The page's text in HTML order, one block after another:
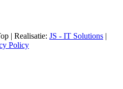
| Realisatie: JS - IT Solutions |
Policy